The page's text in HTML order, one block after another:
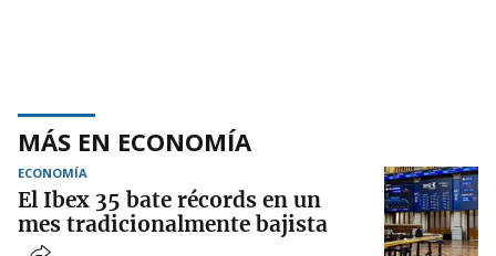
MÁS EN ECONOMÍA
ECONOMÍA
El Ibex 35 bate récords en un
mes tradicionalmente bajista